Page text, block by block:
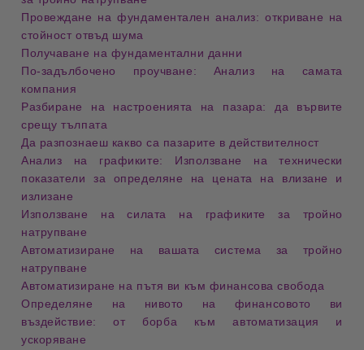
Провеждане на фундаментален анализ: откриване на
стойност отвъд шума
Получаване на фундаментални данни
По-задълбочено проучване: Анализ на самата
компания
Разбиране на настроенията на пазара: да вървите
срещу тълпата
Да разпознаеш какво са пазарите в действителност
Анализ на графиките: Използване на технически
показатели за определяне на цената на влизане и
излизане
Използване на силата на графиките за тройно
натрупване
Автоматизиране на вашата система за тройно
натрупване
Автоматизиране на пътя ви към финансова свобода
Определяне на нивото на финансовото ви
въздействие: от борба към автоматизация и
ускоряване